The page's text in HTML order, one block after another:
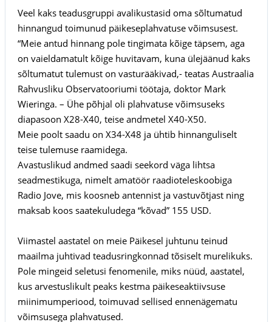
Veel kaks teadusgruppi avalikustasid oma sõltumatud
hinnangud toimunud päikeseplahvatuse võimsusest.
“Meie antud hinnang pole tingimata kõige täpsem, aga
on vaieldamatult kõige huvitavam, kuna ülejäänud kaks
sõltumatut tulemust on vasturääkivad,- teatas Austraalia
Rahvusliku Observatooriumi töötaja, doktor Mark
Wieringa. – Ühe põhjal oli plahvatuse võimsuseks
diapasoon X28-X40, teise andmetel X40-X50.
Meie poolt saadu on X34-X48 ja ühtib hinnanguliselt
teise tulemuse raamidega.
Avastuslikud andmed saadi seekord väga lihtsa
seadmestikuga, nimelt amatöör raadioteleskoobiga
Radio Jove, mis koosneb antennist ja vastuvõtjast ning
maksab koos saatekuludega “kõvad” 155 USD.
Viimastel aastatel on meie Päikesel juhtunu teinud
maailma juhtivad teadusringkonnad tõsiselt murelikuks.
Pole mingeid seletusi fenomenile, miks nüüd, aastatel,
kus arvestuslikult peaks kestma päikeseaktiivsuse
miinimumperiood, toimuvad sellised ennenägematu
võimsusega plahvatused.